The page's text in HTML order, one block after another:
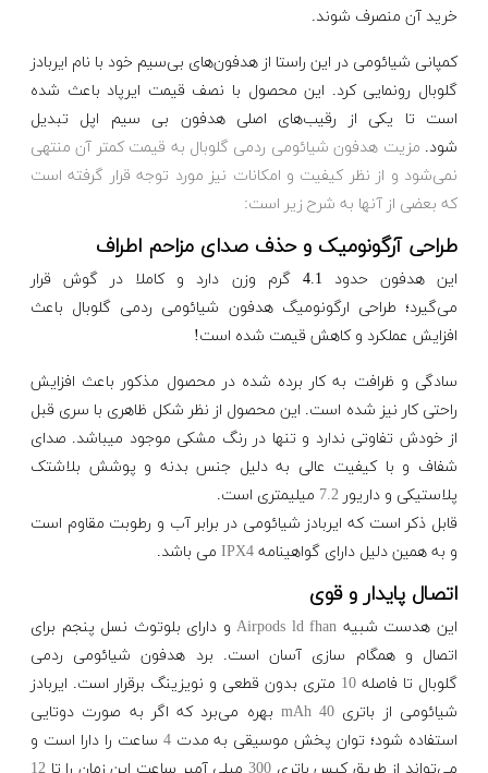
خرید آن منصرف شوند.
کمپانی شیائومی در این راستا از هدفون‌‌های بی‌سیم خود با نام ایربادز
گلوبال رونمایی کرد. این محصول با نصف قیمت ایرپاد‌ باعث شده
است تا یکی از رقیب‌های اصلی هدفون بی سیم اپل تبدیل
شود. مزیت هدفون شیائومی ردمی گلوبال به قیمت کمتر آن منتهی
نمی‌شود و از نظر کیفیت و امکانات نیز مورد توجه قرار گرفته است
که بعضی از آنها به شرح زیر است:
طراحی آرگونومیک و حذف صدای مزاحم اطراف
این هدفون حدود 4.1 گرم وزن دارد و کاملا در گوش قرار
می‌گیرد؛ طراحی ارگونومیگ هدفون شیائومی ردمی گلوبال باعث
افزایش عملکرد و کاهش قیمت شده است!
سادگی و ظرافت به کار برده شده در محصول مذکور باعث افزایش
راحتی کار نیز شده است. این محصول از نظر شکل ظاهری با سری قبل
از خودش تفاوتی ندارد و تنها در رنگ مشکی موجود میباشد. صدای
شفاف و با کیفیت عالی به دلیل جنس بدنه و پوشش بلاشتک
پلاستیکی و داریور 7.2 میلیمتری است.
قابل ذکر است که ایربادز شیائومی در برابر آب و رطوبت مقاوم است
و به همین دلیل دارای گواهینامه IPX4 می باشد.
اتصال پایدار و قوی
این هدست‌ شبیه Airpods ld fhanو دارای بلوتوث نسل پنجم برای
اتصال و همگام سازی آسان است. برد هدفون شیائومی ردمی
گلوبال تا فاصله 10 متری بدون قطعی و نویزینگ برقرار است. ایربادز
شیائومی از باتری 40 mAh
بهره می‌برد که اگر به صورت دوتایی
استفاده شود؛ توان پخش موسیقی به مدت 4
ساعت را دارا است و